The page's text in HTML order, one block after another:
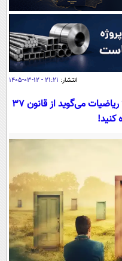
انتشار: ۲۱:۲۱ - ۱۲-۰۳-۱۴۰۵
درگیر تصمیمات بزرگ زندگی هستید؟ ریاضیات می‌گوید از قانون ۳۷
کنید!